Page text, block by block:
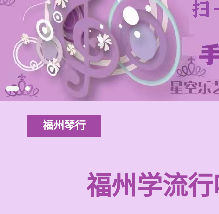
福州琴行
福州学流